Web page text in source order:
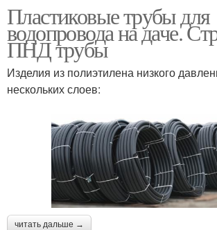
Пластиковые трубы для
водопровода на даче.
ПНД трубы
Изделия из полиэтилена низкого
нескольких слоев:
читать дальше →